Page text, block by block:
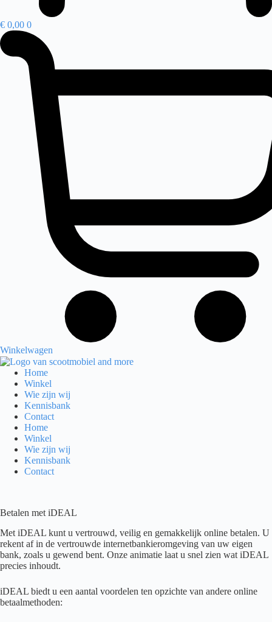
€ 0,00 0
Winkelwagen
Home
Winkel
Wie zijn wij
Kennisbank
Contact
Home
Winkel
Wie zijn wij
Kennisbank
Contact
Betalen met iDEAL
Met iDEAL kunt u vertrouwd, veilig en gemakkelijk online betalen. U
rekent af in de vertrouwde internetbankieromgeving van uw eigen
bank, zoals u gewend bent. Onze animatie laat u snel zien wat iDEAL
precies inhoudt.
iDEAL biedt u een aantal voordelen ten opzichte van andere online
betaalmethoden: